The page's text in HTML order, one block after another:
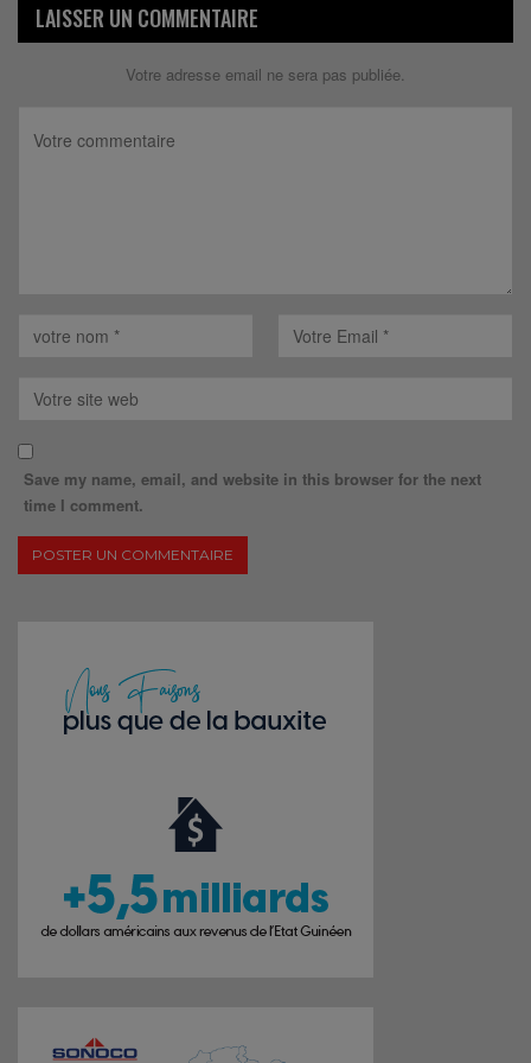
LAISSER UN COMMENTAIRE
Votre adresse email ne sera pas publiée.
Save my name, email, and website in this browser for the next
time I comment.